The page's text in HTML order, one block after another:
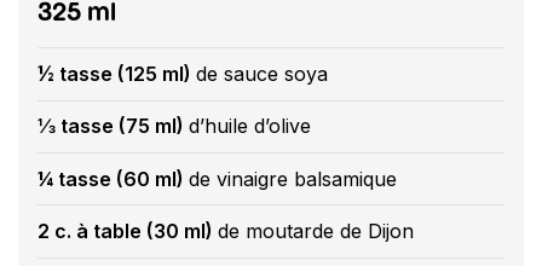
325 ml
½ tasse (125 ml) de sauce soya
⅓ tasse (75 ml) d’huile d’olive
¼ tasse (60 ml) de vinaigre balsamique
2 c. à table (30 ml) de moutarde de Dijon